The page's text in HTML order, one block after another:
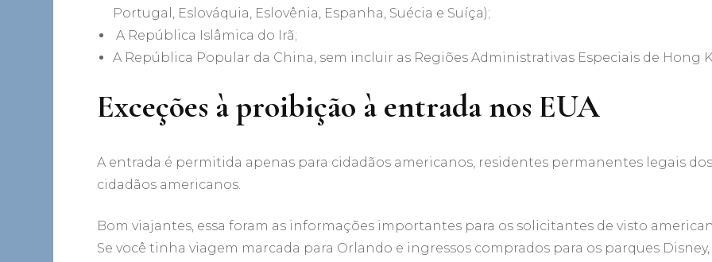
Portugal, Eslováquia, Eslovênia, Espanha, Suécia e Suíça);
A República Islâmica do Irã;
A República Popular da China, sem incluir as Regiões Administrativas Especiais de Hong
Exceções à proibição à entrada nos EUA
A entrada é permitida apenas para cidadãos americanos, residentes permanentes legais
cidadãos americanos.
Bom viajantes, essa foram as informações importantes para os solicitantes de visto
Se você tinha viagem marcada para Orlando e ingressos comprados para os parques